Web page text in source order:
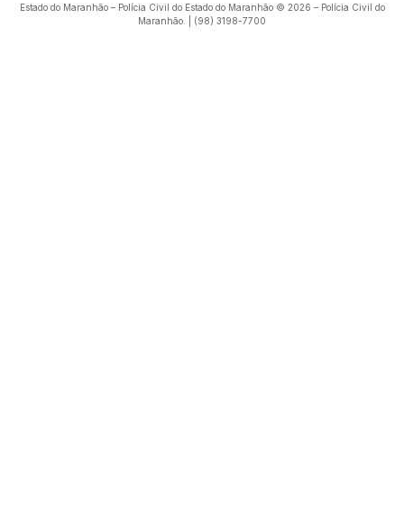
Estado do Maranhão – Polícia Civil do Estado do Maranhão © 2026 – Polícia Civil do
Maranhão. | (98) 3198-7700